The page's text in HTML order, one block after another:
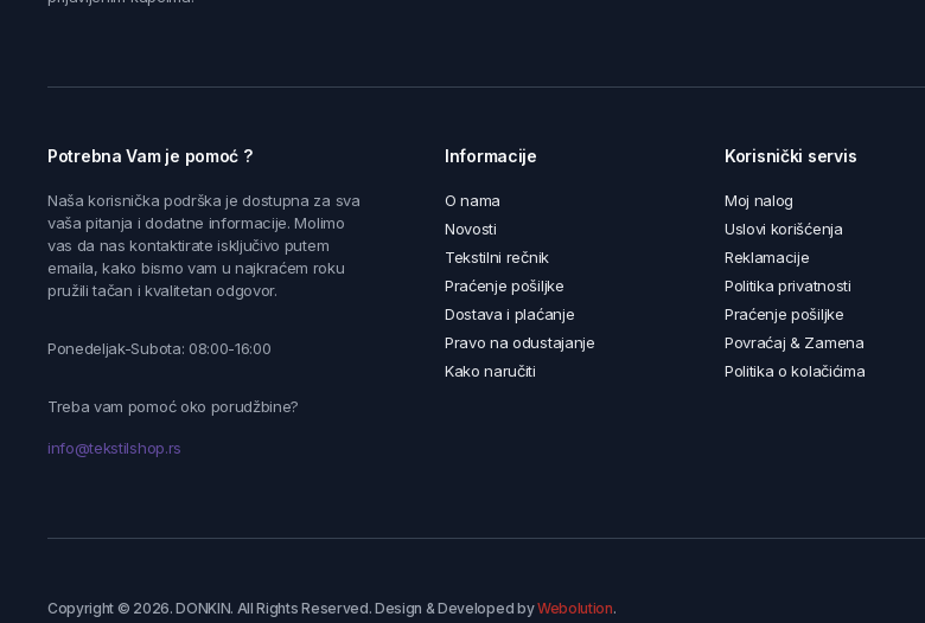
Potrebna Vam je pomoć ?
Naša korisnička podrška je dostupna za sva
vaša pitanja i dodatne informacije. Molimo
vas da nas kontaktirate isključivo putem
emaila, kako bismo vam u najkraćem roku
pružili tačan i kvalitetan odgovor.
Ponedeljak-Subota: 08:00-16:00
Treba vam pomoć oko porudžbine?
info@tekstilshop.rs
Informacije
O nama
Novosti
Tekstilni rečnik
Praćenje pošiljke
Dostava i plaćanje
Pravo na odustajanje
Kako naručiti
Korisnički servis
Moj nalog
Uslovi korišćenja
Reklamacije
Politika privatnosti
Praćenje pošiljke
Povraćaj & Zamena
Politika o kolačićima
Copyright © 2026. DONKIN. All Rights Reserved. Design & Developed byWebolution.